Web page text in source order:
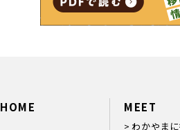
HOME MEET
わかやま